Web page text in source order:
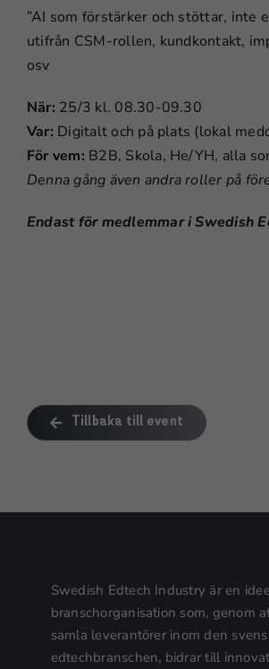
”AI som förstärker och stöttar, inte
utifrån CSM-rollen, kundkontakt,
osv
När: 25/3 kl. 08.30-09.30
Var: Digitalt och på plats (lokal
För vem: B2B, Skola, He/YH, alla
Denna gång även andra roller på
Endast för medlemmar i Swedish
Tillbaka till event
Swedish Edtech Industry är en
branschorganisation som, genom
samla leverantörer inom den
edtechbranschen, bidrar till